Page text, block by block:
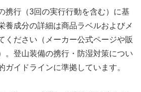
携行（3回の実行行動を含む）に基
養成分の詳細は商品ラベルおよびメ
ください（メーカー公式ページや販
。登山装備の携行・防湿対策につい
ガイドラインに準拠しています。